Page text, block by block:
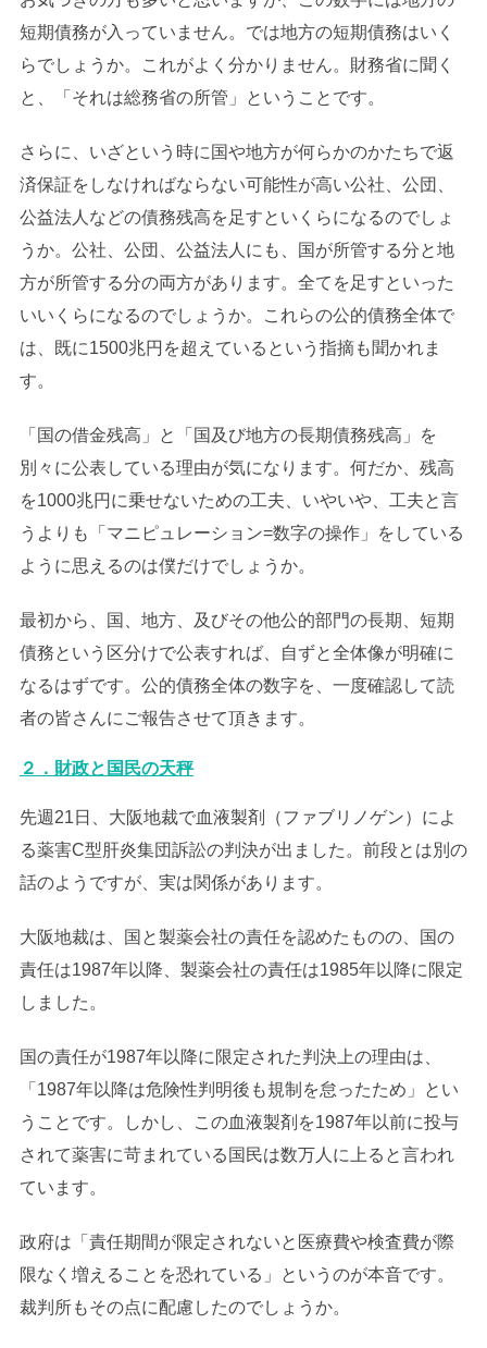
短期債務が入っていません。では地方の短期債務はいく
らでしょうか。これがよく分かりません。財務省に聞く
と、「それは総務省の所管」ということです。
さらに、いざという時に国や地方が何らかのかたちで返
済保証をしなければならない可能性が高い公社、公団、
公益法人などの債務残高を足すといくらになるのでしょ
うか。公社、公団、公益法人にも、国が所管する分と地
方が所管する分の両方があります。全てを足すといった
いいくらになるのでしょうか。これらの公的債務全体で
は、既に1500兆円を超えているという指摘も聞かれま
す。
「国の借金残高」と「国及び地方の長期債務残高」を
別々に公表している理由が気になります。何だか、残高
を1000兆円に乗せないための工夫、いやいや、工夫と言
うよりも「マニピュレーション=数字の操作」をしている
ように思えるのは僕だけでしょうか。
最初から、国、地方、及びその他公的部門の長期、短期
債務という区分けで公表すれば、自ずと全体像が明確に
なるはずです。公的債務全体の数字を、一度確認して読
者の皆さんにご報告させて頂きます。
２．財政と国民の天秤
先週21日、大阪地裁で血液製剤（ファブリノゲン）によ
る薬害C型肝炎集団訴訟の判決が出ました。前段とは別の
話のようですが、実は関係があります。
大阪地裁は、国と製薬会社の責任を認めたものの、国の
責任は1987年以降、製薬会社の責任は1985年以降に限定
しました。
国の責任が1987年以降に限定された判決上の理由は、
「1987年以降は危険性判明後も規制を怠ったため」とい
うことです。しかし、この血液製剤を1987年以前に投与
されて薬害に苛まれている国民は数万人に上ると言われ
ています。
政府は「責任期間が限定されないと医療費や検査費が際
限なく増えることを恐れている」というのが本音です。
裁判所もその点に配慮したのでしょうか。